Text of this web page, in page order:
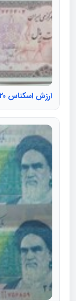
ارزش اسکناس ۲۰ ریال پهلوی